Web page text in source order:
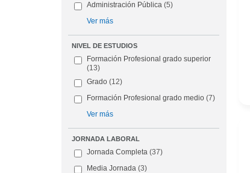
Administración Pública (5)
Ver más
NIVEL DE ESTUDIOS
Formación Profesional grado superior
(13)
Grado (12)
Formación Profesional grado medio (7)
Ver más
JORNADA LABORAL
Jornada Completa (37)
Media Jornada (3)